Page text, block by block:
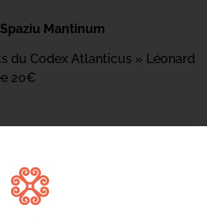
Mantinum
du Codex Atlanticus » Léonard
20€